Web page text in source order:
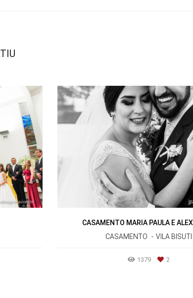
CASAMENTO MARIA PAULA E
CASAMENTO
VILA BISUTI
1379 2